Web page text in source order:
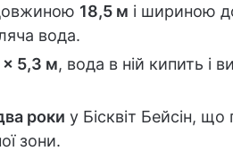
18,5 м і шириною
вода.
× 5,3 м, вода в ній кипить і
роки у Бісквіт Бейсін, що
зони.